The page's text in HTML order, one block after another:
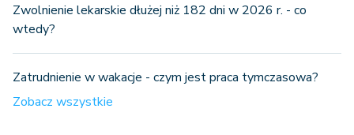
Zwolnienie lekarskie dłużej niż 182 dni w 2026 r. - co
wtedy?
Zatrudnienie w wakacje - czym jest praca tymczasowa?
Zobacz wszystkie